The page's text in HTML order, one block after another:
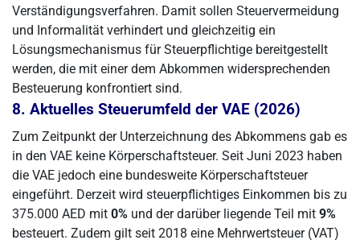
Verständigungsverfahren. Damit sollen Steuervermeidung
und Informalität verhindert und gleichzeitig ein
Lösungsmechanismus für Steuerpflichtige bereitgestellt
werden, die mit einer dem Abkommen widersprechenden
Besteuerung konfrontiert sind.
8. Aktuelles Steuerumfeld der VAE (2026)
Zum Zeitpunkt der Unterzeichnung des Abkommens gab es
in den VAE keine Körperschaftsteuer. Seit Juni 2023 haben
die VAE jedoch eine bundesweite Körperschaftsteuer
eingeführt. Derzeit wird steuerpflichtiges Einkommen bis zu
375.000 AED mit 0% und der darüber liegende Teil mit 9%
besteuert. Zudem gilt seit 2018 eine Mehrwertsteuer (VAT)